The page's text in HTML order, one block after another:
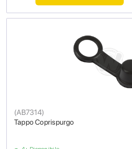
Tappo Coprispurgo
(AB7314)